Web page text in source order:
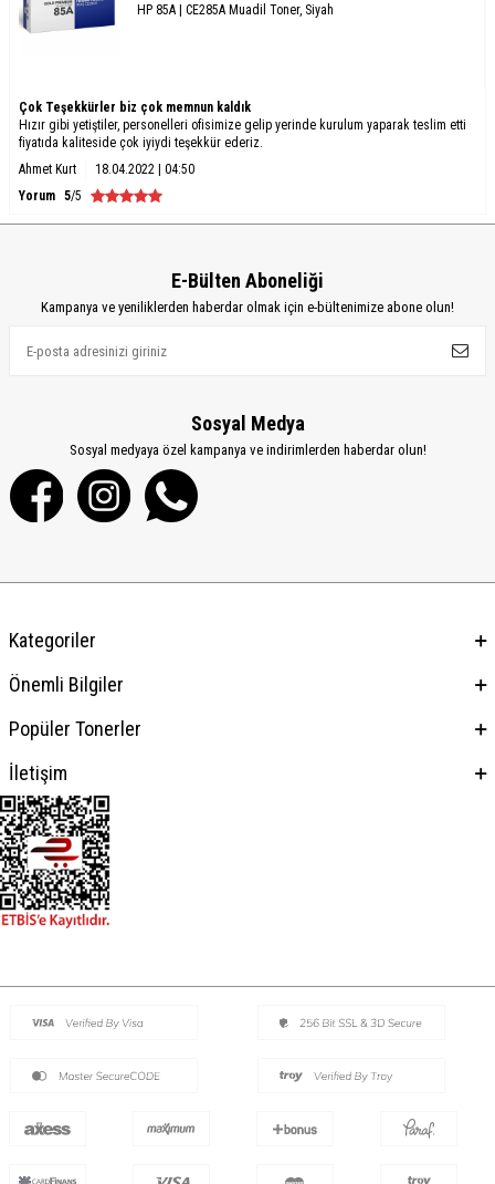
HP 85A | CE285A Muadil Toner, Siyah
Çok Teşekkürler biz çok memnun kaldık
Hızır gibi yetiştiler, personelleri ofisimize gelip yerinde kurulum yaparak teslim etti
fiyatıda kaliteside çok iyiydi teşekkür ederiz.
Ahmet Kurt
18.04.2022 | 04:50
Yorum 5/5
E-Bülten Aboneliği
Kampanya ve yeniliklerden haberdar olmak için e-bültenimize abone olun!
Sosyal Medya
Sosyal medyaya özel kampanya ve indirimlerden haberdar olun!
Kategoriler
Önemli Bilgiler
Popüler Tonerler
İletişim